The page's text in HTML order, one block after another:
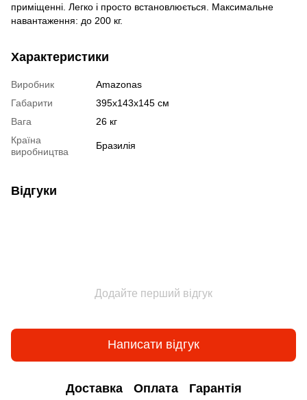
приміщенні. Легко і просто встановлюється. Максимальне
навантаження: до 200 кг.
Характеристики
Виробник
Amazonas
Габарити
395x143x145 см
Вага
26 кг
Країна
виробництва
Бразилія
Відгуки
Додайте перший відгук
Написати відгук
Доставка Оплата Гарантія